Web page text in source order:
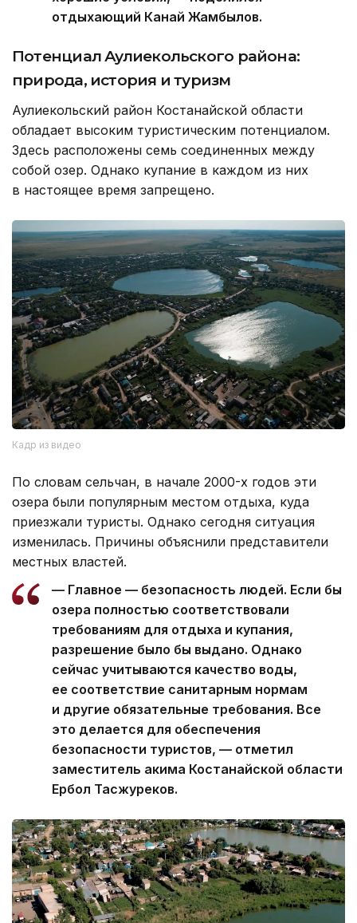
отдыхающий Канай Жамбылов.
Потенциал Аулиекольского района:
природа, история и туризм
Аулиекольский район Костанайской области
обладает высоким туристическим потенциалом.
Здесь расположены семь соединенных между
собой озер. Однако купание в каждом из них
в настоящее время запрещено.
Кадр из видео
По словам сельчан, в начале 2000-х годов эти
озера были популярным местом отдыха, куда
приезжали туристы. Однако сегодня ситуация
изменилась. Причины объяснили представители
местных властей.
— Главное — безопасность людей. Если бы
озера полностью соответствовали
требованиям для отдыха и купания,
разрешение было бы выдано. Однако
сейчас учитываются качество воды,
ее соответствие санитарным нормам
и другие обязательные требования. Все
это делается для обеспечения
безопасности туристов, — отметил
заместитель акима Костанайской области
Ербол Тасжуреков.